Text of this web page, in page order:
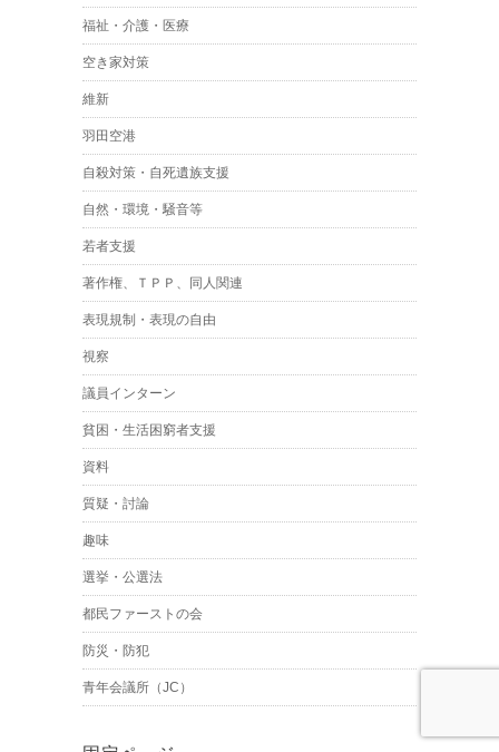
福祉・介護・医療
空き家対策
維新
羽田空港
自殺対策・自死遺族支援
自然・環境・騒音等
若者支援
著作権、ＴＰＰ、同人関連
表現規制・表現の自由
視察
議員インターン
貧困・生活困窮者支援
資料
質疑・討論
趣味
選挙・公選法
都民ファーストの会
防災・防犯
青年会議所（JC）